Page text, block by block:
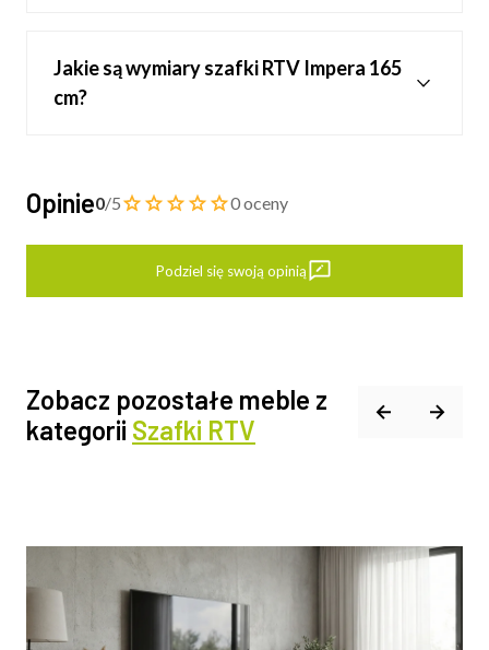
Jakie są wymiary szafki RTV Impera 165
cm?
Opinie0/5 0 oceny
Podziel się swoją opinią
Zobacz pozostałe meble z
kategorii Szafki RTV